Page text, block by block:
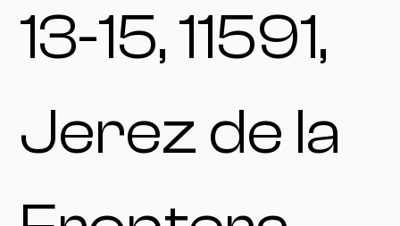
13-15, 11591,
Jerez de la